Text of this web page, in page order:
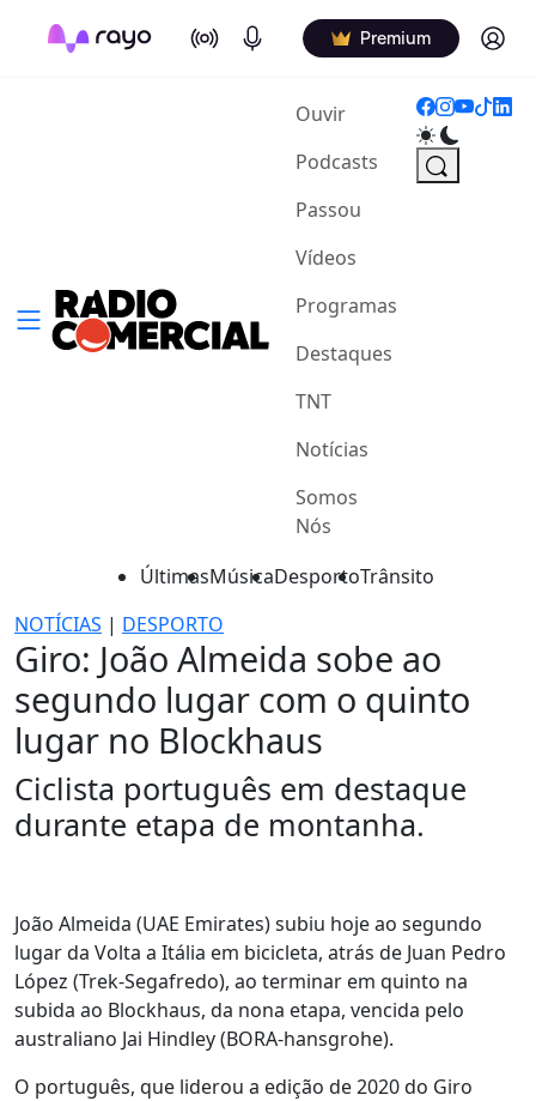
On Air Podcasts Premium Log in
Ouvir(current)
Podcasts
Passou
Vídeos
Programas
Destaques
TNT
Notícias
Somos
Nós
ÚltimasMúsicaDesportoTrânsito
NOTÍCIAS | DESPORTO
Giro: João Almeida sobe ao
segundo lugar com o quinto
lugar no Blockhaus
Ciclista português em destaque
durante etapa de montanha.
João Almeida (UAE Emirates) subiu hoje ao segundo
lugar da Volta a Itália em bicicleta, atrás de Juan Pedro
López (Trek-Segafredo), ao terminar em quinto na
subida ao Blockhaus, da nona etapa, vencida pelo
australiano Jai Hindley (BORA-hansgrohe).
O português, que liderou a edição de 2020 do Giro